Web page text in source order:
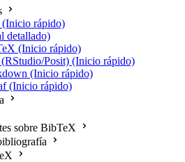
rápido)
detallado)
(Inicio rápido)
Posit) (Inicio rápido)
(Inicio rápido)
(Inicio rápido)
sobre BibTeX